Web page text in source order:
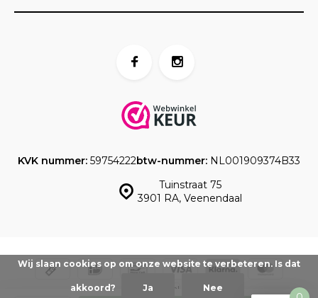
Tuinstraat 75
3901 RA, Veenendaal
KVK nummer: 59754222btw-nummer: NL001909374B33
Wij slaan cookies op om onze website te verbeteren. Is dat
akkoord? Ja Nee